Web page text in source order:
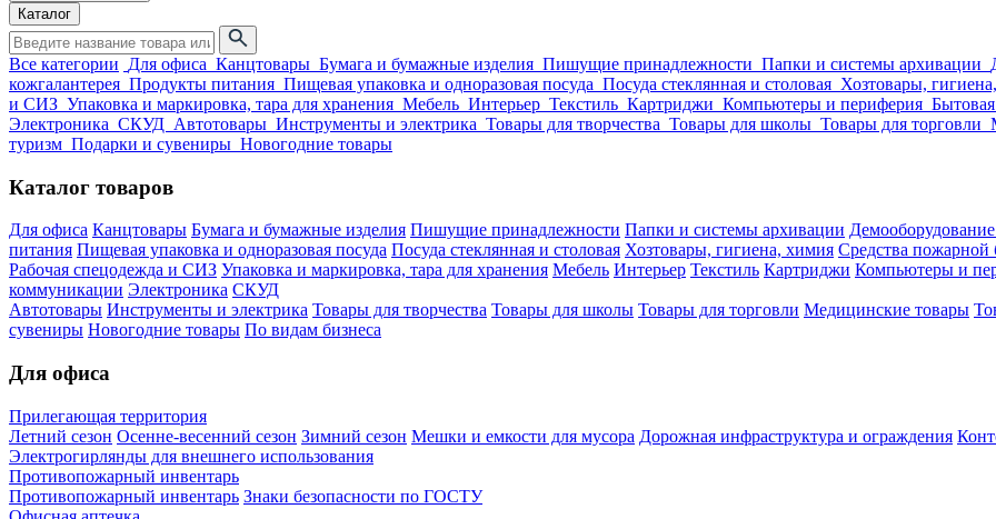
Каталог
Все категории Для офиса Канцтовары Бумага и бумажные изделия Пишущие принадлежности Папки и системы архивации
кожгалантерея Продукты питания Пищевая упаковка и одноразовая посуда Посуда стеклянная и столовая Хозтовары,
и СИЗ Упаковка и маркировка, тара для хранения Мебель Интерьер Текстиль Картриджи Компьютеры и периферия
Электроника СКУД Автотовары Инструменты и электрика Товары для творчества Товары для школы Товары для торговли
туризм Подарки и сувениры Новогодние товары
Каталог товаров
Для офиса Канцтовары Бумага и бумажные изделия Пишущие принадлежности Папки и системы архивации
питания Пищевая упаковка и одноразовая посуда Посуда стеклянная и столовая Хозтовары, гигиена, химия Средства пожарной
Рабочая спецодежда и СИЗ Упаковка и маркировка, тара для хранения Мебель Интерьер Текстиль Картриджи Компьютеры и
коммуникации Электроника СКУД
Автотовары Инструменты и электрика Товары для творчества Товары для школы Товары для торговли Медицинские товары
сувениры Новогодние товары По видам бизнеса
Для офиса
Прилегающая территория
Летний сезон Осенне-весенний сезон Зимний сезон Мешки и емкости для мусора Дорожная инфраструктура и ограждения
Электрогирлянды для внешнего использования
Противопожарный инвентарь
Противопожарный инвентарь Знаки безопасности по ГОСТУ